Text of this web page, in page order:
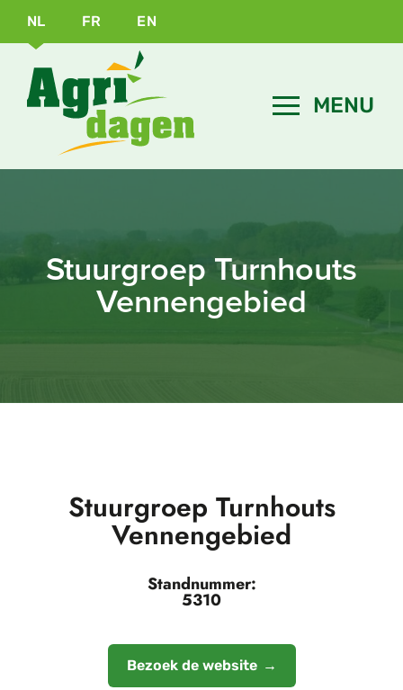
NL FR EN
Stuurgroep Turnhouts
Vennengebied
Stuurgroep Turnhouts
Vennengebied
Standnummer:
5310
Bezoek de website